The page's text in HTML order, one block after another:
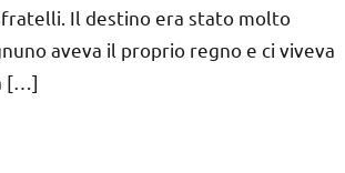
fratelli. Il destino era stato molto
aveva il proprio regno e ci viveva
[…]